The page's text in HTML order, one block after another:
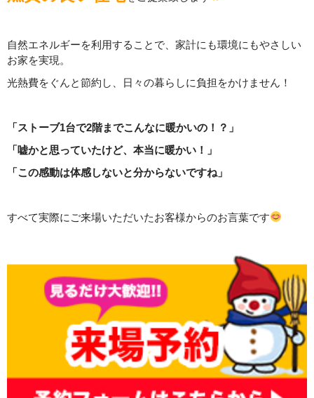
自然エネルギーを利用することで、家計にも環境にもやさしい
お家を実現。
光熱費をぐんと節約し、日々の暮らしに負担をかけません！
「ストーブ1台で2階までこんなに暖かいの！？」
「嘘かと思っていたけど、本当に暖かい！」
「この感動は体感しないと分からないですね」
すべて実際にご来場いただいたお客様からのお言葉です